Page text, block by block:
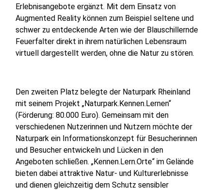
Erlebnisangebote ergänzt. Mit dem Einsatz von
Augmented Reality können zum Beispiel seltene und
schwer zu entdeckende Arten wie der Blauschillernde
Feuerfalter direkt in ihrem natürlichen Lebensraum
virtuell dargestellt werden, ohne die Natur zu stören.
Den zweiten Platz belegte der Naturpark Rheinland
mit seinem Projekt „Naturpark.Kennen.Lernen“
(Förderung: 80.000 Euro). Gemeinsam mit den
verschiedenen Nutzerinnen und Nutzern möchte der
Naturpark ein Informationskonzept für Besucherinnen
und Besucher entwickeln und Lücken in den
Angeboten schließen. „Kennen.Lern.Orte“ im Gelände
bieten dabei attraktive Natur- und Kulturerlebnisse
und dienen gleichzeitig dem Schutz sensibler